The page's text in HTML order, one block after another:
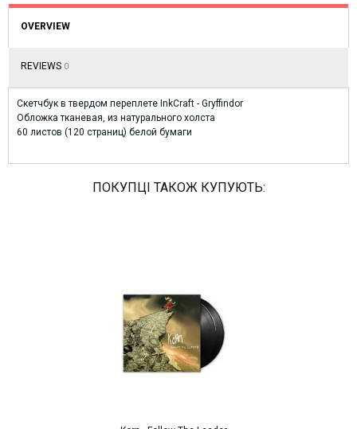
OVERVIEW
REVIEWS 0
Скетчбук в твердом переплете InkCraft - Gryffindor
Обложка тканевая, из натурального холста
60 листов (120 страниц) белой бумаги
ПОКУПЦІ ТАКОЖ КУПУЮТЬ: